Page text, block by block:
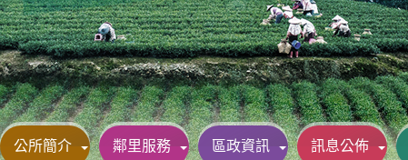
公所簡介 鄰里服務 區政資訊 訊息公佈